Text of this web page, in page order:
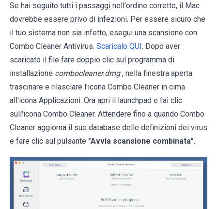
Se hai seguito tutti i passaggi nell'ordine corretto, il Mac
dovrebbe essere privo di infezioni. Per essere sicuro che
il tuo sistema non sia infetto, esegui una scansione con
Combo Cleaner Antivirus. Scaricalo QUI. Dopo aver
scaricato il file fare doppio clic sul programma di
installazione combocleaner.dmg , nella finestra aperta
trascinare e rilasciare l'icona Combo Cleaner in cima
all'icona Applicazioni. Ora apri il launchpad e fai clic
sull'icona Combo Cleaner. Attendere fino a quando Combo
Cleaner aggiorna il suo database delle definizioni dei virus
e fare clic sul pulsante "Avvia scansione combinata".